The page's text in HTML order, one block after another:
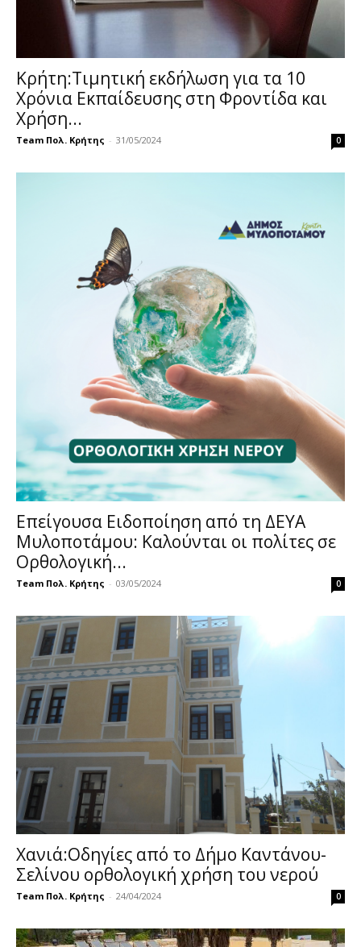
Κρήτη:Τιμητική εκδήλωση για τα 10
Χρόνια Εκπαίδευσης στη Φροντίδα και
Χρήση...
Team Πολ. Κρήτης - 31/05/2024 0
Επείγουσα Ειδοποίηση από τη ΔΕΥΑ
Μυλοποτάμου: Καλούνται οι πολίτες σε
Ορθολογική...
Team Πολ. Κρήτης - 03/05/2024 0
Χανιά:Οδηγίες από το Δήμο Καντάνου-
Σελίνου ορθολογική χρήση του νερού
Team Πολ. Κρήτης - 24/04/2024 0